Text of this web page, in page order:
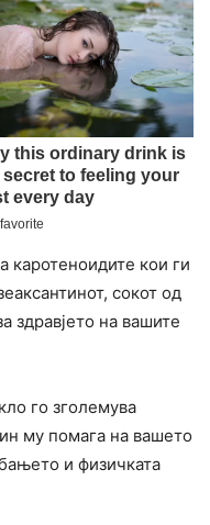
каротеноидите кои ги
сокот од
здравјето на вашите
го зголемува
му помага на вашето
и физичката